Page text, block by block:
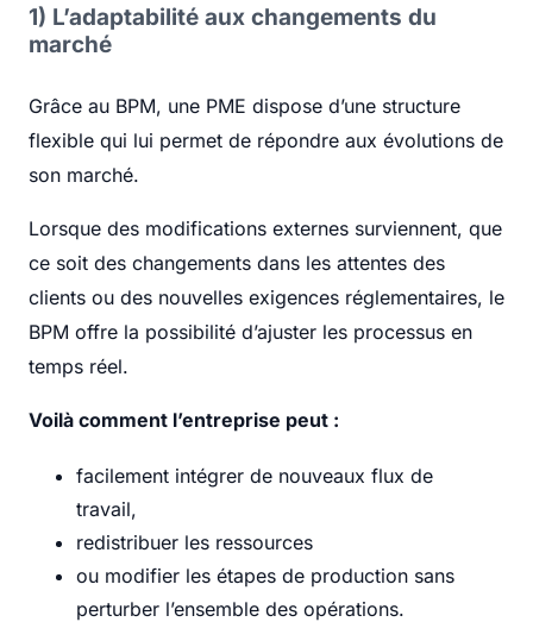
1) L’adaptabilité aux changements du
marché
Grâce au BPM, une PME dispose d’une structure
flexible qui lui permet de répondre aux évolutions de
son marché.
Lorsque des modifications externes surviennent, que
ce soit des changements dans les attentes des
clients ou des nouvelles exigences réglementaires, le
BPM offre la possibilité d’ajuster les processus en
temps réel.
Voilà comment l’entreprise peut :
facilement intégrer de nouveaux flux de
travail,
redistribuer les ressources
ou modifier les étapes de production sans
perturber l’ensemble des opérations.